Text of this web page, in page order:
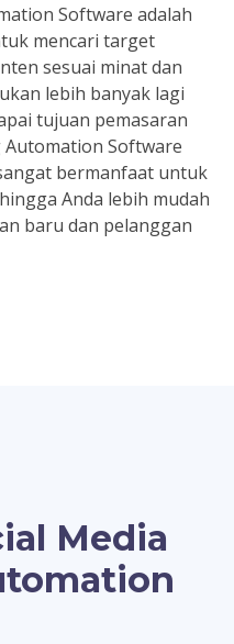
Software adalah
mencari target
sesuai minat dan
lebih banyak lagi
tujuan pemasaran
Automation Software
bermanfaat untuk
Anda lebih mudah
baru dan pelanggan
Media